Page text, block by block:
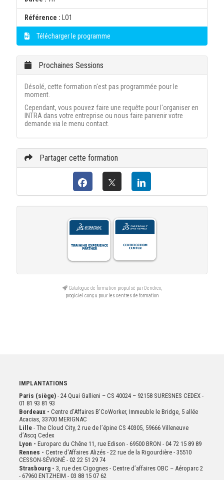
Référence : LO1
Télécharger le programme
Prochaines Sessions
Désolé, cette formation n'est pas programmée pour le
moment.
Cependant, vous pouvez faire une requête pour l'organiser en
INTRA dans votre entreprise ou nous faire parvenir votre
demande via le menu contact.
Partager cette formation
Catalogue de formation propulsé par Dendreo,
progiciel conçu pour les centres de formation
IMPLANTATIONS
Paris (siège) - 24 Quai Gallieni – CS 40024 – 92158 SURESNES CEDEX -
01 81 93 81 93
Bordeaux - Centre d’Affaires B’CoWorker, Immeuble le Bridge, 5 allée
Acacias, 33700 MERIGNAC
Lille- The Cloud City, 2 rue de l’épine CS 40305, 59666 Villeneuve
d’Ascq Cedex
Lyon - Europarc du Chêne 11, rue Edison - 69500 BRON - 04 72 15 89 89
Rennes - Centre d'Affaires Alizés - 22 rue de la Rigourdière - 35510
CESSON-SÉVIGNÉ - 02 22 51 29 74
Strasbourg - 3, rue des Cigognes - Centre d’affaires OBC – Aéroparc 2
- 67960 ENTZHEIM - 03 88 15 07 62